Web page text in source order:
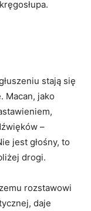
stają się
Macan, jako
–
jest głośny, to
drogi.
rozstawowi
daje